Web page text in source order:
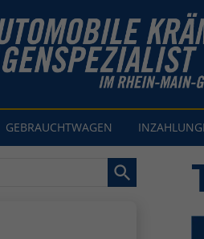
GEBRAUCHTWAGEN